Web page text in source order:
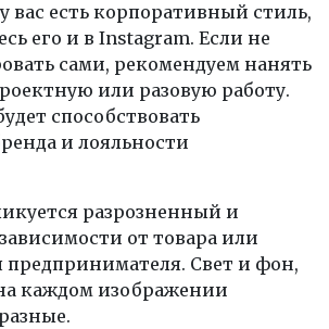
вас есть корпоративный стиль,
его и в Instagram. Если не
сами, рекомендуем нанять
или разовую работу.
способствовать
и лояльности
разрозненный и
от товара или
предпринимателя. Свет и фон,
каждом изображении